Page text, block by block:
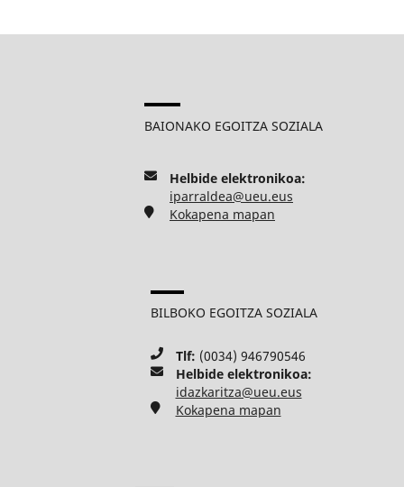
BAIONAKO EGOITZA SOZIALA
Helbide elektronikoa:
iparraldea@ueu.eus
Kokapena mapan
BILBOKO EGOITZA SOZIALA
Tlf: (0034) 946790546
Helbide elektronikoa:
idazkaritza@ueu.eus
Kokapena mapan